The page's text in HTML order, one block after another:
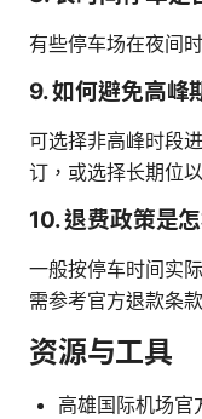
有些停车场在夜间
9. 如何避免高峰
可选择非高峰时段
订，或选择长期位
10. 退费政策是
一般按停车时间实
需参考官方退款条
资源与工具
高雄国际机场官